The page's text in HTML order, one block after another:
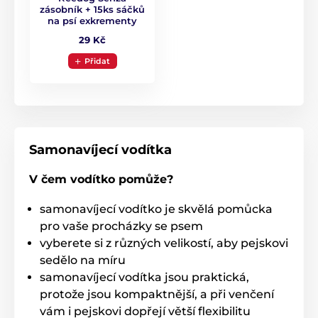
ovládáním brzdového tlačítka.
pohotově přitáhnete, zastavíte nebo uvolníte
pásku vodítka, která se navíc v žádném úhlu pohybu
brzdu vašeho vodítka doslova pod palcem. Možnost
Multi poziční páska má neomezenou
zásobník + 15ks sáčků
na psí exkrementy
29 Kč
Přidat
Samonavíjecí vodítka
V čem vodítko pomůže?
samonavíjecí vodítko je skvělá pomůcka
pro vaše procházky se psem
vyberete si z různých velikostí, aby pejskovi
sedělo na míru
samonavíjecí vodítka jsou praktická,
protože jsou kompaktnější, a při venčení
vám i pejskovi dopřejí větší flexibilitu